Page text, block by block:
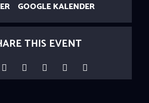
GOOGLE KALENDER
THIS EVENT